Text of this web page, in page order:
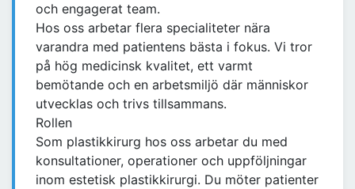
och engagerat team.
Hos oss arbetar flera specialiteter nära
varandra med patientens bästa i fokus. Vi tror
på hög medicinsk kvalitet, ett varmt
bemötande och en arbetsmiljö där människor
utvecklas och trivs tillsammans.
Rollen
Som plastikkirurg hos oss arbetar du med
konsultationer, operationer och uppföljningar
inom estetisk plastikkirurgi. Du möter patienter